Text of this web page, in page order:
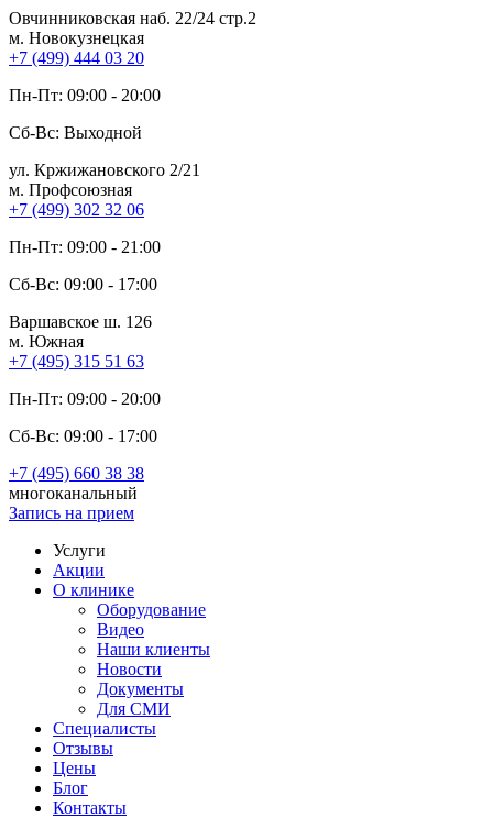
Овчинниковская наб. 22/24 стр.2
м. Новокузнецкая
+7 (499) 444 03 20
Пн-Пт: 09:00 - 20:00
Сб-Вс: Выходной
ул. Кржижановского 2/21
м. Профсоюзная
+7 (499) 302 32 06
Пн-Пт: 09:00 - 21:00
Сб-Вс: 09:00 - 17:00
Варшавское ш. 126
м. Южная
+7 (495) 315 51 63
Пн-Пт: 09:00 - 20:00
Сб-Вс: 09:00 - 17:00
+7 (495) 660 38 38
многоканальный
Запись на прием
Услуги
Акции
О клинике
Оборудование
Видео
Наши клиенты
Новости
Документы
Для СМИ
Специалисты
Отзывы
Цены
Блог
Контакты